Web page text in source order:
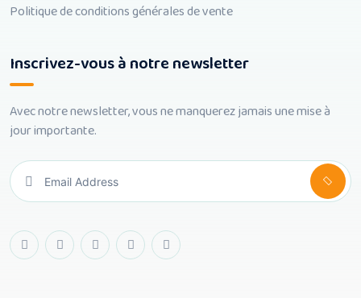
Politique de conditions générales de vente
Inscrivez-vous à notre newsletter
Avec notre newsletter, vous ne manquerez jamais une mise à
jour importante.